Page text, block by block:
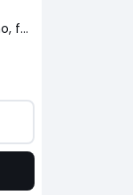
Estante de livros em carvalho, folheado e aço cromado, altura 190 cm, Watford